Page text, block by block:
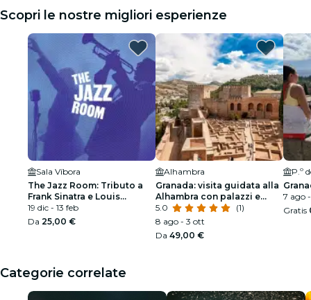
Scopri le nostre migliori esperienze
Sala Víbora
The Jazz Room: Tributo a
Frank Sinatra e Louis
Armstrong
19 dic - 13 feb
Da 25,00 €
Alhambra
Granada: visita guidata alla
Alhambra con palazzi e
giardini Nazarí
5.0
(1)
8 ago - 3 ott
Da 49,00 €
P.º
7 ago
Gratis
Categorie correlate